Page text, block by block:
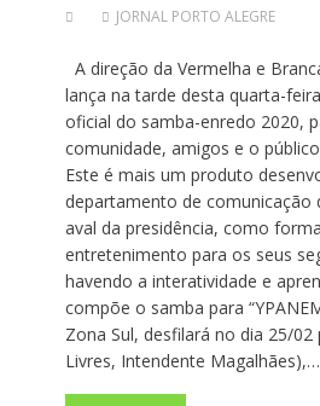
JORNAL PORTO ALEGRE
A direção da Vermelha e
lança na tarde desta quarta-
oficial do samba-enredo 2020,
comunidade, amigos e o
Este é mais um produto
departamento de comunicação
aval da presidência, como
entretenimento para os seus
havendo a interatividade e
compõe o samba para
Zona Sul, desfilará no dia 25/02
Livres, Intendente Magalhães),…